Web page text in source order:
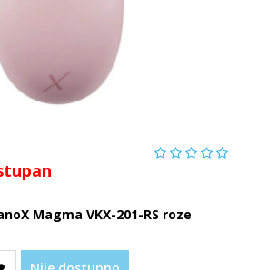
Magma VKX-201-RS roze